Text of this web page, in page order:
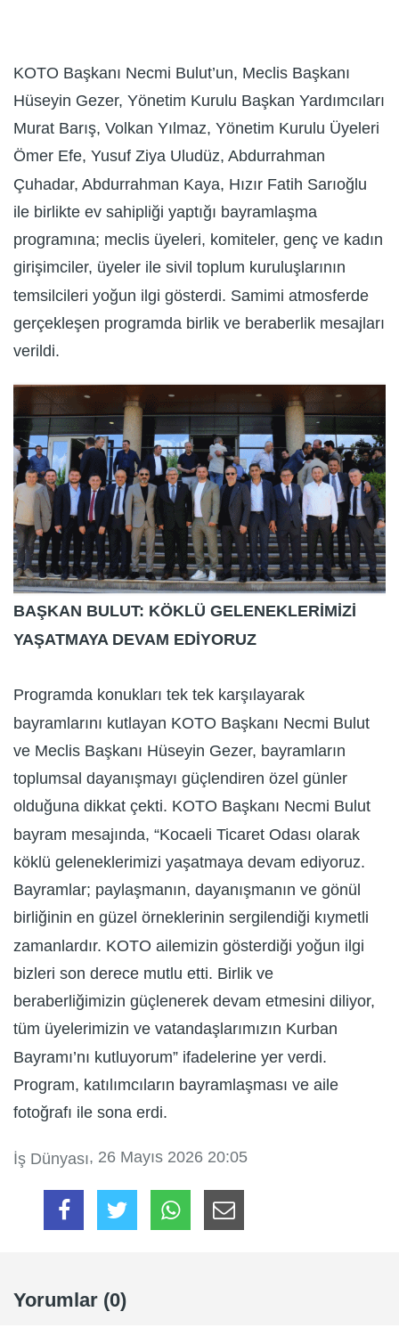
KOTO Başkanı Necmi Bulut’un, Meclis Başkanı
Hüseyin Gezer, Yönetim Kurulu Başkan Yardımcıları
Murat Barış, Volkan Yılmaz, Yönetim Kurulu Üyeleri
Ömer Efe, Yusuf Ziya Uludüz, Abdurrahman
Çuhadar, Abdurrahman Kaya, Hızır Fatih Sarıoğlu
ile birlikte ev sahipliği yaptığı bayramlaşma
programına; meclis üyeleri, komiteler, genç ve kadın
girişimciler, üyeler ile sivil toplum kuruluşlarının
temsilcileri yoğun ilgi gösterdi. Samimi atmosferde
gerçekleşen programda birlik ve beraberlik mesajları
verildi.
BAŞKAN BULUT: KÖKLÜ GELENEKLERİMİZİ
YAŞATMAYA DEVAM EDİYORUZ
Programda konukları tek tek karşılayarak
bayramlarını kutlayan KOTO Başkanı Necmi Bulut
ve Meclis Başkanı Hüseyin Gezer, bayramların
toplumsal dayanışmayı güçlendiren özel günler
olduğuna dikkat çekti. KOTO Başkanı Necmi Bulut
bayram mesajında, “Kocaeli Ticaret Odası olarak
köklü geleneklerimizi yaşatmaya devam ediyoruz.
Bayramlar; paylaşmanın, dayanışmanın ve gönül
birliğinin en güzel örneklerinin sergilendiği kıymetli
zamanlardır. KOTO ailemizin gösterdiği yoğun ilgi
bizleri son derece mutlu etti. Birlik ve
beraberliğimizin güçlenerek devam etmesini diliyor,
tüm üyelerimizin ve vatandaşlarımızın Kurban
Bayramı’nı kutluyorum” ifadelerine yer verdi.
Program, katılımcıların bayramlaşması ve aile
fotoğrafı ile sona erdi.
İş Dünyası, 26 Mayıs 2026 20:05
Yorumlar (0)